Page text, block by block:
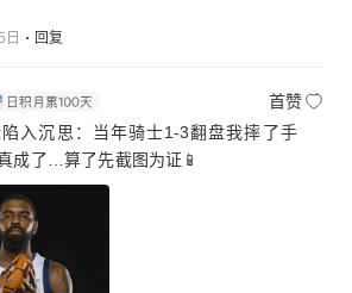
日 回复
首赞
入沉思：当年骑士1-3翻盘我摔了手
成了…算了先截图为证📱